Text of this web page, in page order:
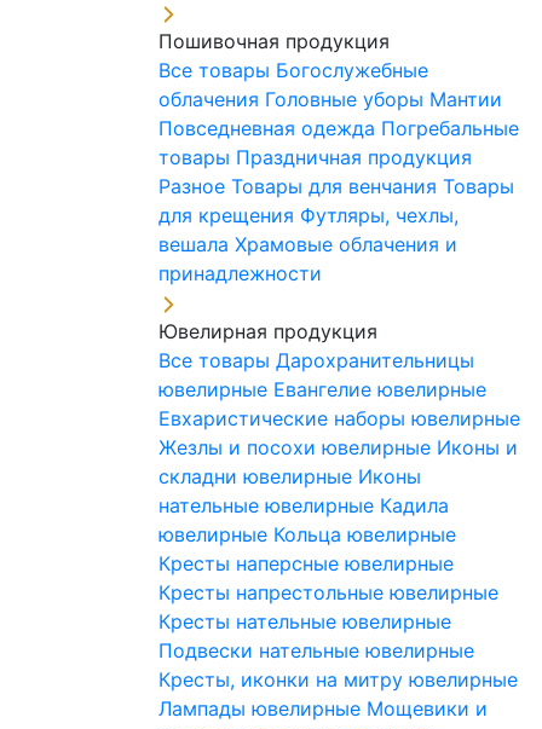
Пошивочная продукция
Все товары Богослужебные
облачения Головные уборы Мантии
Повседневная одежда Погребальные
товары Праздничная продукция
Разное Товары для венчания Товары
для крещения Футляры, чехлы,
вешала Храмовые облачения и
принадлежности
Ювелирная продукция
Все товары Дарохранительницы
ювелирные Евангелие ювелирные
Евхаристические наборы ювелирные
Жезлы и посохи ювелирные Иконы и
складни ювелирные Иконы
нательные ювелирные Кадила
ювелирные Кольца ювелирные
Кресты наперсные ювелирные
Кресты напрестольные ювелирные
Кресты нательные ювелирные
Подвески нательные ювелирные
Кресты, иконки на митру ювелирные
Лампады ювелирные Мощевики и